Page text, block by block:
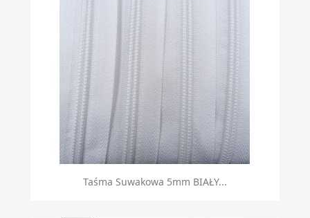
Taśma Suwakowa 5mm BIAŁY...